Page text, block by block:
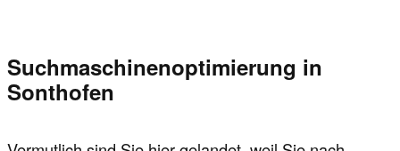
Suchmaschinenoptimierung in
Sonthofen